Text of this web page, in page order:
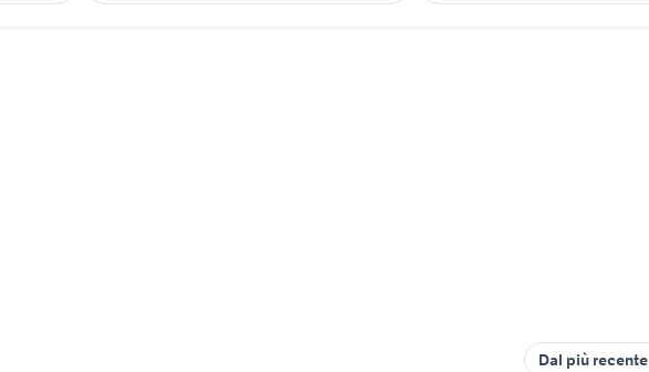
Dal più recente